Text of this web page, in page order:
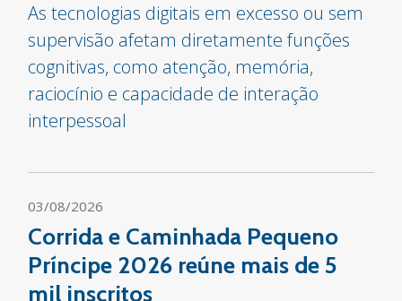
As tecnologias digitais em excesso ou sem
supervisão afetam diretamente funções
cognitivas, como atenção, memória,
raciocínio e capacidade de interação
interpessoal
03/08/2026
Corrida e Caminhada Pequeno
Príncipe 2026 reúne mais de 5
mil inscritos